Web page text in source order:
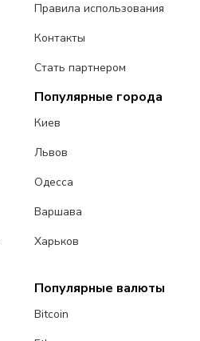
Правила использования
Контакты
Стать партнером
Популярные города
Киев
Львов
Одесса
Варшава
Харьков
Популярные валюты
Bitcoin